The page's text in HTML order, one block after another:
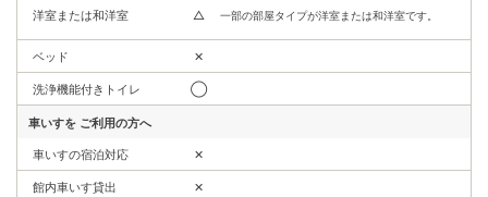
洋室または和洋室 △ 一部の部屋タイプが洋室または和洋室です。
ベッド ✕
洗浄機能付きトイレ ◯
車いすを ご利用の方へ
車いすの宿泊対応 ✕
館内車いす貸出 ✕